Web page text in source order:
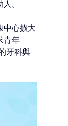
。
中心擴大
青年
牙科與